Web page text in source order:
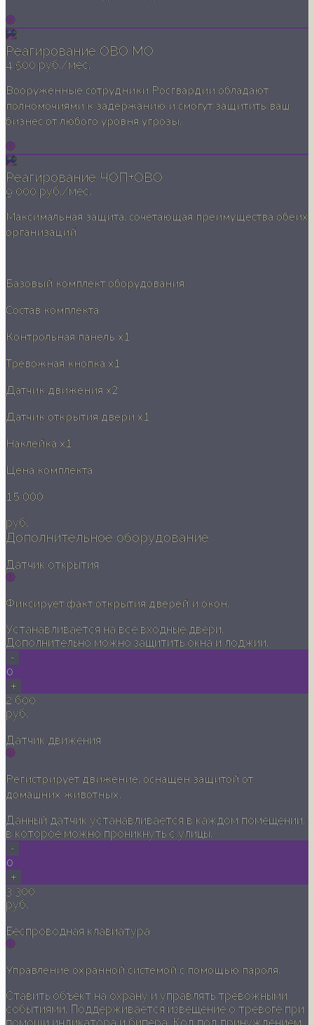
Реагирование ОВО МО
4 500 руб./мес.
Вооруженные сотрудники Росгвардии обладают
полномочиями к задержанию и смогут защитить ваш
бизнес от любого уровня угрозы.
Реагирование ЧОП+ОВО
9 000 руб./мес.
Максимальная защита, сочетающая преимущества обеих
организаций
Базовый комплект оборудования
Состав комплекта
Контрольная панель x1
Тревожная кнопка x1
Датчик движения x2
Датчик открытия двери x1
Наклейка x1
Цена комплекта
15 000
руб.
Дополнительное оборудование
Датчик открытия
Фиксирует факт открытия дверей и окон.
Устанавливается на все входные двери.
Дополнительно можно защитить окна и лоджии.
-
0
+
2 600
руб.
Датчик движения
Регистрирует движение, оснащен защитой от
домашних животных.
Данный датчик устанавливается в каждом помещении,
в которое можно проникнуть с улицы.
-
0
+
3 300
руб.
Беспроводная клавиатура
Управление охранной системой с помощью пароля.
Ставить объект на охрану и управлять тревожными
событиями. Поддерживается извещение о тревоге при